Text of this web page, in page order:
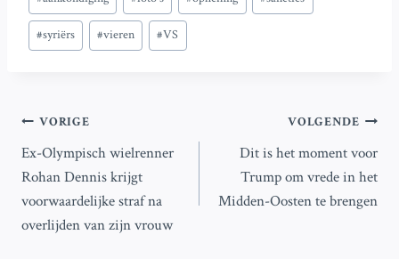
tags:
#syriërs #vieren #VS
Bericht
navigatie
VORIGE
Ex-Olympisch wielrenner
Rohan Dennis krijgt
voorwaardelijke straf na
overlijden van zijn vrouw
VOLGENDE
Dit is het moment voor
Trump om vrede in het
Midden-Oosten te brengen